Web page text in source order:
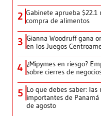
2 Gabinete aprueba
compra de alimentos
3 Gianna Woodruff gana
en los Juegos
4 ¿Mipymes en riesgo?
sobre cierres de
5 Lo que debes saber: las
importantes de
de agosto